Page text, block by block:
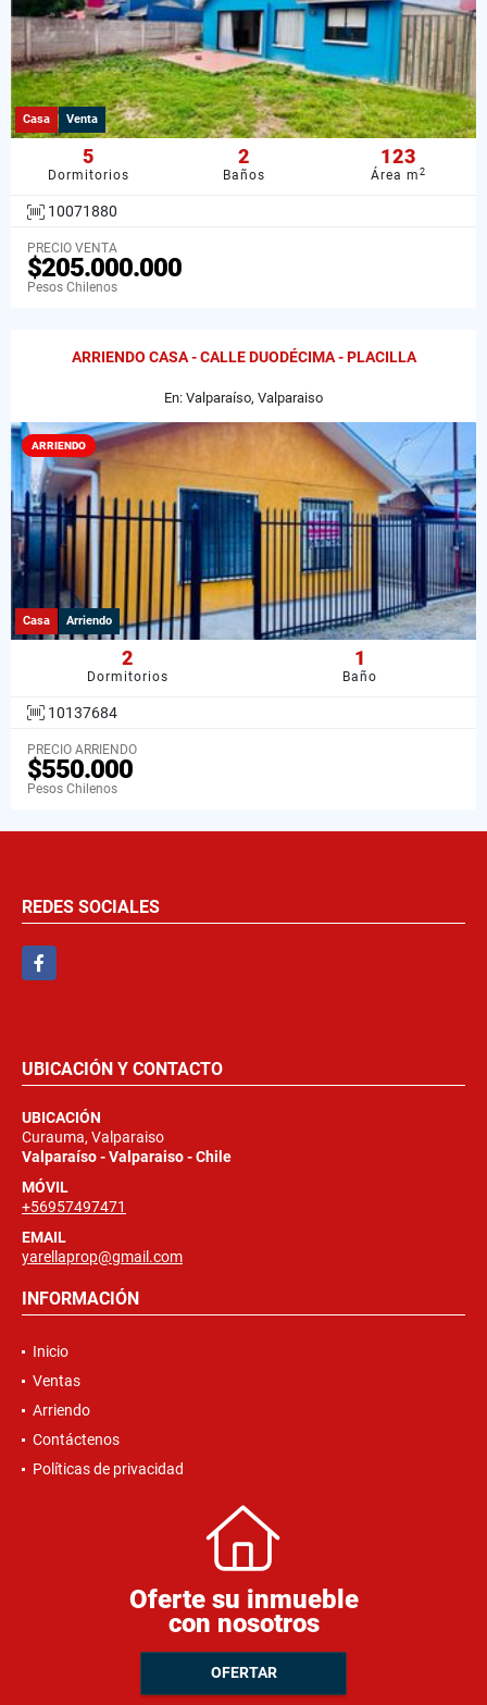
Casa Venta
5
Dormitorios
2
Baños
123
Área m2
10071880
PRECIO VENTA
$205.000.000
Pesos Chilenos
ARRIENDO CASA - CALLE DUODÉCIMA - PLACILLA
En: Valparaíso, Valparaiso
ARRIENDO
Casa Arriendo
2
Dormitorios
1
Baño
10137684
PRECIO ARRIENDO
$550.000
Pesos Chilenos
REDES SOCIALES
Facebook
UBICACIÓN Y CONTACTO
UBICACIÓN
Curauma, Valparaiso
Valparaíso - Valparaiso - Chile
MÓVIL
+56957497471
EMAIL
yarellaprop@gmail.com
INFORMACIÓN
Inicio
Ventas
Arriendo
Contáctenos
Políticas de privacidad
Oferte su inmueble
con nosotros
OFERTAR